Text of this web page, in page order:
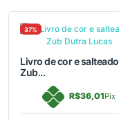
37%
Livro de cor e salteado
Zub...
R$36,01Pix